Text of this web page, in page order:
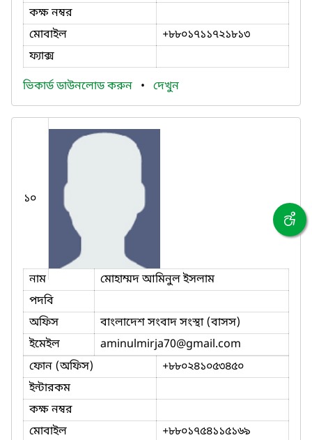
কক্ষ নম্বর
মোবাইল
+৮৮০১৭১১৭২১৮১৩
ফ্যাক্স
ভিকার্ড ডাউনলোড করুন • দেখুন
১০
নাম
মোহাম্মদ আমিনুল ইসলাম
পদবি
অফিস
বাংলাদেশ সংবাদ সংস্থা (বাসস)
ইমেইল
aminulmirja70@gmail.com
ফোন (অফিস)
+৮৮০২৪১০৫৩৪৫০
ইন্টারকম
কক্ষ নম্বর
মোবাইল
+৮৮০১৭৫৪১১৫১৬৯